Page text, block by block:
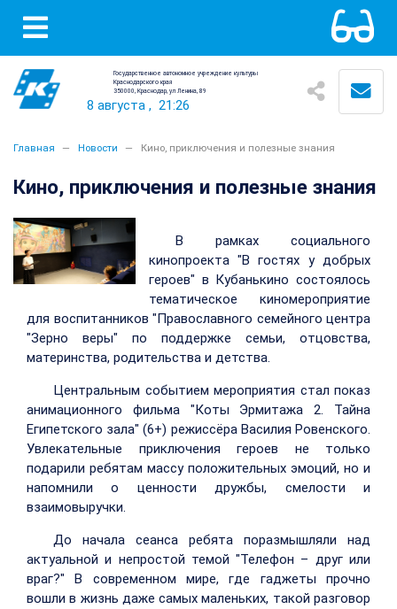
Государственное автономное учреждение культуры
Краснодарского края
350000, Краснодар, ул Ленина, 89
8 августа , 21:26
Главная Новости Кино, приключения и полезные знания
Кино, приключения и полезные знания
В рамках социального
кинопроекта "В гостях у добрых
героев" в Кубанькино состоялось
тематическое киномероприятие
для воспитанников "Православного семейного центра
"Зерно веры" по поддержке семьи, отцовства,
материнства, родительства и детства.
Центральным событием мероприятия стал показ
анимационного фильма "Коты Эрмитажа 2. Тайна
Египетского зала" (6+) режиссёра Василия Ровенского.
Увлекательные приключения героев не только
подарили ребятам массу положительных эмоций, но и
напомнили о ценности дружбы, смелости и
взаимовыручки.
До начала сеанса ребята поразмышляли над
актуальной и непростой темой "Телефон – друг или
враг?" В современном мире, где гаджеты прочно
вошли в жизнь даже самых маленьких, такой разговор